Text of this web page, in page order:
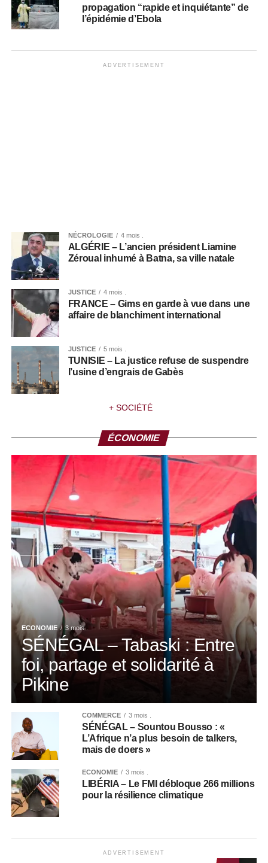
propagation “rapide et inquiétante” de
l’épidémie d’Ebola
ADVERTISEMENT
NÉCROLOGIE 4 mois .
ALGÉRIE – L’ancien président Liamine
Zéroual inhumé à Batna, sa ville natale
JUSTICE 4 mois .
FRANCE – Gims en garde à vue dans une
affaire de blanchiment international
JUSTICE 5 mois .
TUNISIE – La justice refuse de suspendre
l’usine d’engrais de Gabès
+ SOCIÉTÉ
ÉCONOMIE
ECONOMIE 3 mois .
SÉNÉGAL – Tabaski : Entre
foi, partage et solidarité à
Pikine
COMMERCE 3 mois .
SÉNÉGAL – Sountou Bousso : «
L’Afrique n’a plus besoin de talkers,
mais de doers »
ECONOMIE 3 mois .
LIBÉRIA – Le FMI débloque 266 millions
pour la résilience climatique
ADVERTISEMENT